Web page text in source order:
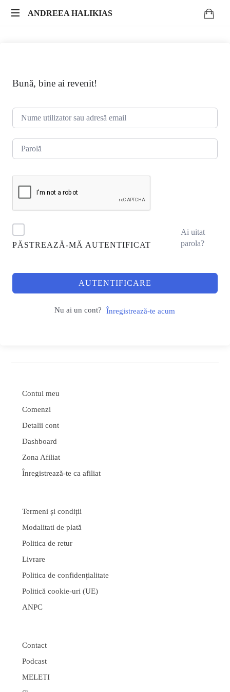
ANDREEA
ANDREEA HALIKIAS
impact
Bună, bine ai revenit!
PĂSTREAZĂ-MĂ AUTENTIFICAT
Ai uitat
parola?
AUTENTIFICARE
Nu ai un cont? Înregistrează-te acum
Contul meu
Comenzi
Detalii cont
Dashboard
Zona Afiliat
Înregistrează-te ca afiliat
Termeni și condiții
Modalitati de plată
Politica de retur
Livrare
Politica de confidențialitate
Politică cookie-uri (UE)
ANPC
Contact
Podcast
MELETI